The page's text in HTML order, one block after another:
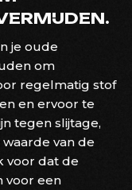
je oude
om
regelmatig stof
en ervoor te
tegen slijtage,
van de
voor dat de
voor een